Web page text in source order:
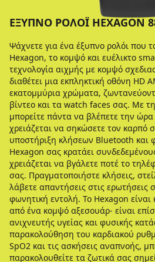
ΈΞΥΠΝΟ ΡΟΛΌΙ HEXAGON
Ψάχνετε για ένα έξυπνο ρολόι που
Hexagon, το κομψό και ευέλικτο
τεχνολογία αιχμής με κομψό
διαθέτει μια εκπληκτική οθόνη HD
εκατομμύρια χρώματα,
βίντεο και τα watch faces σας. Με
μπορείτε πάντα να βλέπετε την
χρειάζεται να σηκώσετε τον
υποστήριξη κλήσεων Bluetooth και
Hexagon σας κρατάει
χρειάζεται να βγάλετε ποτέ το
σας. Πραγματοποιήστε κλήσεις,
λάβετε απαντήσεις στις ερωτήσεις
φωνητική εντολή. Το Hexagon είναι
από ένα κομψό αξεσουάρ- είναι
ανιχνευτής υγείας και φυσικής
παρακολούθηση του καρδιακού
SpO2 και τις ασκήσεις αναπνοής,
παρακολουθείτε τα ζωτικά σας